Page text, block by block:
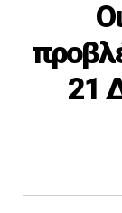
ΣΥΝΔΕΣΜΟΙ
21